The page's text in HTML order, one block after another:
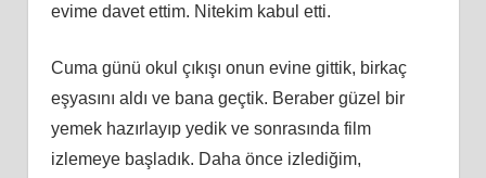
evime davet ettim. Nitekim kabul etti.
Cuma günü okul çıkışı onun evine gittik, birkaç
eşyasını aldı ve bana geçtik. Beraber güzel bir
yemek hazırlayıp yedik ve sonrasında film
izlemeye başladık. Daha önce izlediğim,